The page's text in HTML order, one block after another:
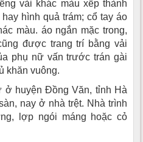
vải khác màu xếp thành
hình quả trám; cổ tay áo
màu. áo ngắn mặc trong,
được trang trí bằng vải
phụ nữ vấn trước trán gài
khăn vuông.
huyện Ðồng Văn, tỉnh Hà
nay ở nhà trệt. Nhà trình
lợp ngói máng hoặc cỏ